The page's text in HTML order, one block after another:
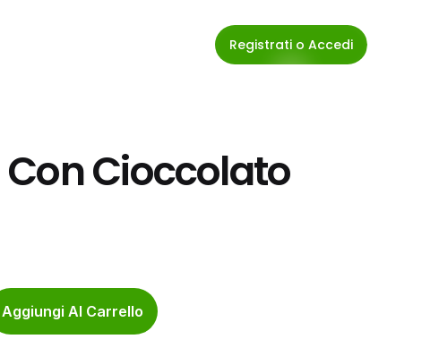
Registrati o Accedi
Cioccolato
Aggiungi Al Carrello